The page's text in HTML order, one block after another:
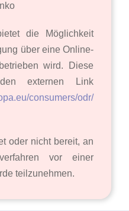
die Möglichkeit
über eine Online-
wird. Diese
externen Link
consumers/odr/
oder nicht bereit, an
vor einer
teilzunehmen.